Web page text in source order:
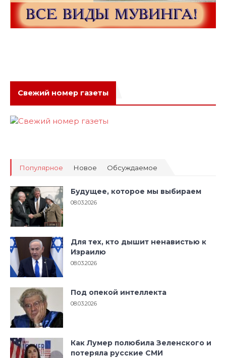
Свежий номер газеты
Популярное Новое Обсуждаемое
Будущее, которое мы выбираем
08.03.2026
Для тех, кто дышит ненавистью к
Израилю
08.03.2026
Под опекой интеллекта
08.03.2026
Как Лумер полюбила Зеленского и
потеряла русские СМИ